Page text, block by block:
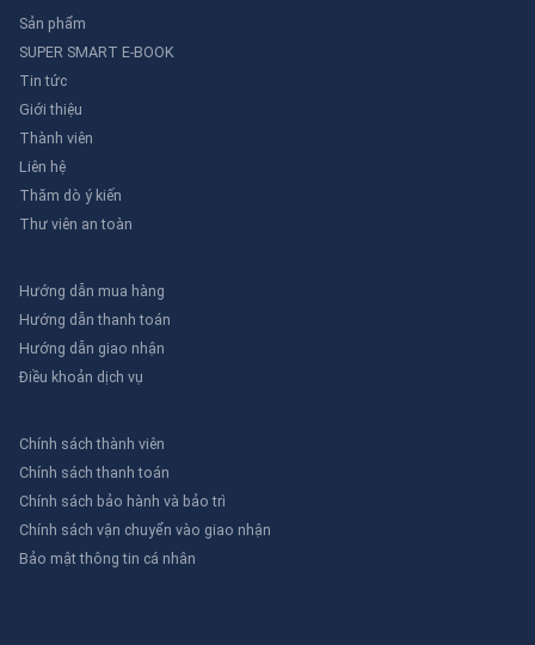
Sản phẩm
SUPER SMART E-BOOK
Tin tức
Giới thiệu
Thành viên
Liên hệ
Thăm dò ý kiến
Thư viên an toàn
Hướng dẫn mua hàng
Hướng dẫn thanh toán
Hướng dẫn giao nhận
Điều khoản dịch vụ
Chính sách thành viên
Chính sách thanh toán
Chính sách bảo hành và bảo trì
Chính sách vận chuyển vào giao nhận
Bảo mật thông tin cá nhân